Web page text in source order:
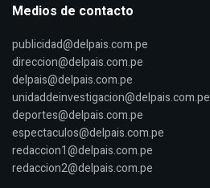
Medios de contacto
publicidad@delpais.com.pe
direccion@delpais.com.pe
delpais@delpais.com.pe
unidaddeinvestigacion@delpais.com.pe
deportes@delpais.com.pe
espectaculos@delpais.com.pe
redaccion1@delpais.com.pe
redaccion2@delpais.com.pe